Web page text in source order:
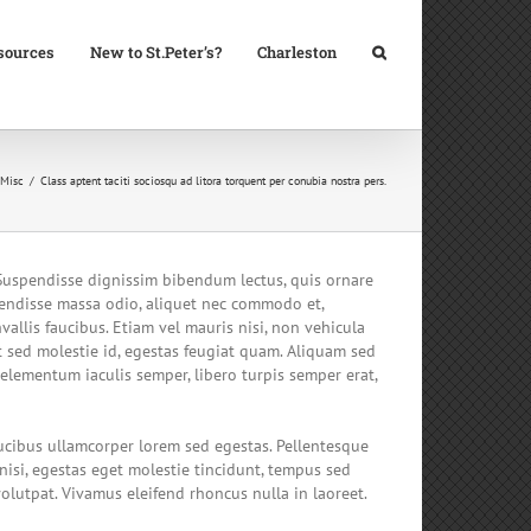
New to St.Peter’s? Charleston
Misc Class aptent taciti sociosqu ad litora torquent per conubia nostra pers.
dignissim bibendum lectus, quis ornare
massa odio, aliquet nec commodo et,
faucibus. Etiam vel mauris nisi, non vehicula
molestie id, egestas feugiat quam. Aliquam sed
iaculis semper, libero turpis semper erat,
ullamcorper lorem sed egestas. Pellentesque
egestas eget molestie tincidunt, tempus sed
Vivamus eleifend rhoncus nulla in laoreet.